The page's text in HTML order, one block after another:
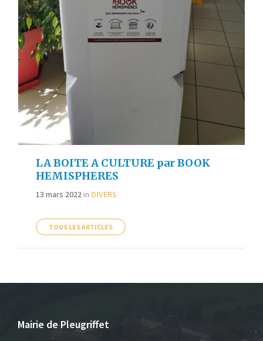
LA BOITE A CULTURE par BOOK
HEMISPHERES
13 mars 2022 in DIVERS
TOUS LES ARTICLES
Mairie de Pleugriffet